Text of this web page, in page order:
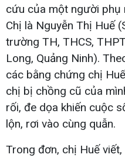
cứu của một người phụ
Chị là Nguyễn Thị Huế
trường TH, THCS,
Long, Quảng Ninh).
các bằng chứng chị
chị bị chồng cũ của
rối, đe dọa khiến cuộc
lộn, rơi vào cùng quẫn.
Trong đơn, chị Huế